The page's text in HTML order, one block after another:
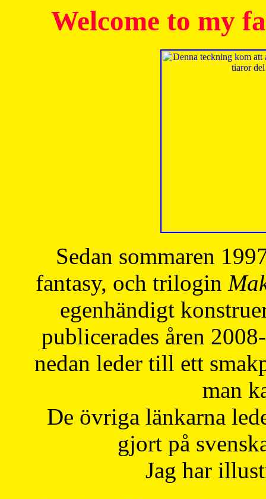
Welcome to my
Sedan sommaren
fantasy, och trilogin
egenhändigt
publicerades åren
nedan leder till ett
man
De övriga länkarna
gjort på
Jag har